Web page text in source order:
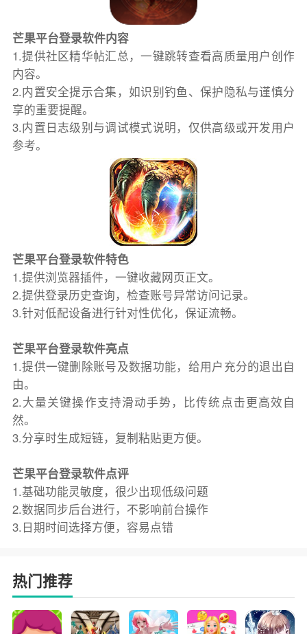
芒果平台登录软件内容
1.提供社区精华帖汇总，一键跳转查看高质量用户创作
内容。
2.内置安全提示合集，如识别钓鱼、保护隐私与谨慎分
享的重要提醒。
3.内置日志级别与调试模式说明，仅供高级或开发用户
参考。
芒果平台登录软件特色
1.提供浏览器插件，一键收藏网页正文。
2.提供登录历史查询，检查账号异常访问记录。
3.针对低配设备进行针对性优化，保证流畅。
芒果平台登录软件亮点
1.提供一键删除账号及数据功能，给用户充分的退出自
由。
2.大量关键操作支持滑动手势，比传统点击更高效自
然。
3.分享时生成短链，复制粘贴更方便。
芒果平台登录软件点评
1.基础功能灵敏度，很少出现低级问题
2.数据同步后台进行，不影响前台操作
3.日期时间选择方便，容易点错
热门推荐